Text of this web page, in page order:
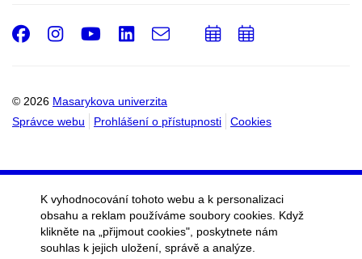
© 2026 Masarykova univerzita
Správce webu
Prohlášení o přístupnosti Cookies
Facebook
Instagram
Youtube
LinkedIn
e-
Email
PřidatPřidat
K vyhodnocování tohoto webu a k personalizaci
obsahu a reklam používáme soubory cookies. Když
klikněte na „přijmout cookies", poskytnete nám
souhlas k jejich uložení, správě a analýze.